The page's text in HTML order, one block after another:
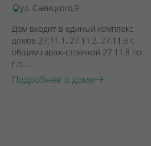
ул. Савицкого,9
Дом входит в единый комплекс
домов 27.11.1, 27.11.2, 27.11.3 с
общим гараж-стоянкой 27.11.8 по
г.п. ...
Подробнее о доме